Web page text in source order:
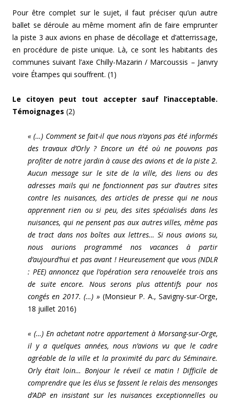
Pour être complet sur le sujet, il faut préciser qu’un autre
ballet se déroule au même moment afin de faire emprunter
la piste 3 aux avions en phase de décollage et d’atterrissage,
en procédure de piste unique. Là, ce sont les habitants des
communes suivant l’axe Chilly-Mazarin / Marcoussis – Janvry
voire Étampes qui souffrent. (1)
Le citoyen peut tout accepter sauf l’inacceptable.
Témoignages (2)
« (…) Comment se fait-il que nous n’ayons pas été informés
des travaux d’Orly ? Encore un été où ne pouvons pas
profiter de notre jardin à cause des avions et de la piste 2.
Aucun message sur le site de la ville, des liens ou des
adresses mails qui ne fonctionnent pas sur d’autres sites
contre les nuisances, des articles de presse qui ne nous
apprennent rien ou si peu, des sites spécialisés dans les
nuisances, qui ne pensent pas aux autres villes, même pas
de tract dans nos boîtes aux lettres… Si nous avions su,
nous aurions programmé nos vacances à partir
d’aujourd’hui et pas avant ! Heureusement que vous (NDLR
: PEE) annoncez que l’opération sera renouvelée trois ans
de suite encore. Nous serons plus attentifs pour nos
congés en 2017. (…) » (Monsieur P. A., Savigny-sur-Orge,
18 juillet 2016)
« (…) En achetant notre appartement à Morsang-sur-Orge,
il y a quelques années, nous n’avions vu que le cadre
agréable de la ville et la proximité du parc du Séminaire.
Orly était loin… Bonjour le réveil ce matin ! Difficile de
comprendre que les élus se fassent le relais des mensonges
d’ADP en insistant sur les nuisances exceptionnelles ou